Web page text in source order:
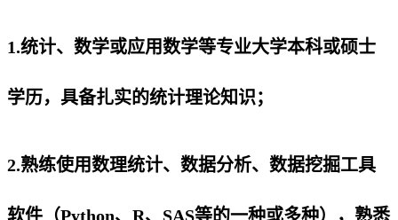
1.统计、数学或应用数学等专业大学本科或硕士
学历，具备扎实的统计理论知识；
2.熟练使用数理统计、数据分析、数据挖掘工具
软件（Python、R、SAS等的一种或多种），熟悉